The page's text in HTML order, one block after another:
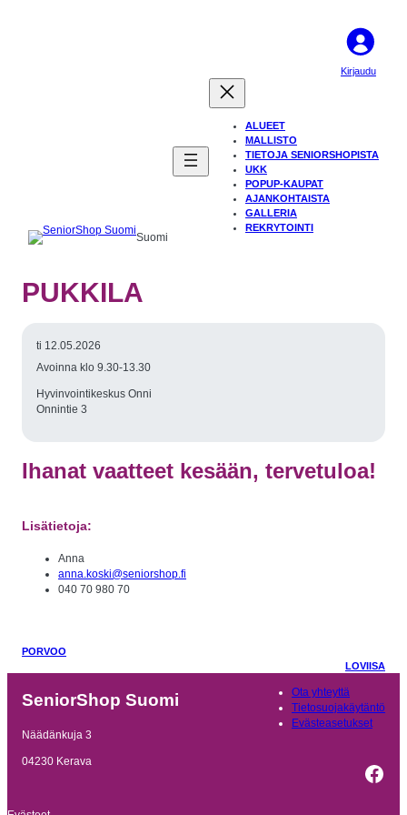
Suomi
Kirjaudu
ALUEET
MALLISTO
TIETOJA SENIORSHOPISTA
UKK
POPUP-KAUPAT
AJANKOHTAISTA
GALLERIA
REKRYTOINTI
PUKKILA
ti 12.05.2026
Avoinna klo 9.30-13.30
Hyvinvointikeskus Onni
Onnintie 3
Ihanat vaatteet kesään, tervetuloa!
Lisätietoja:
Anna
anna.koski@seniorshop.fi
040 70 980 70
PORVOO
LOVIISA
SeniorShop Suomi
Näädänkuja 3
04230 Kerava
Ota yhteyttä
Tietosuojakäytäntö
Evästeasetukset